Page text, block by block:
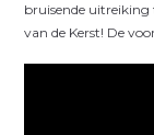
bruisende uitreiking
van de Kerst! De